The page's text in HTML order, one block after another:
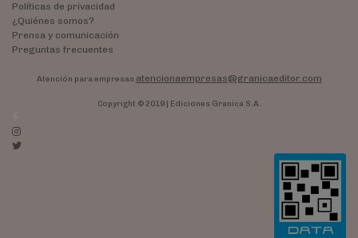
Políticas de privacidad
¿Quiénes somos?
Prensa y comunicación
Preguntas frecuentes
Atención para empresas atencionaempresas@granicaeditor.com
Copyright © 2019 | Ediciones Granica S.A.